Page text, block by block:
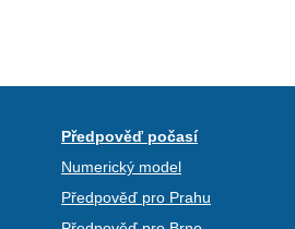
Předpověď počasí
Numerický model
Předpověď pro Prahu